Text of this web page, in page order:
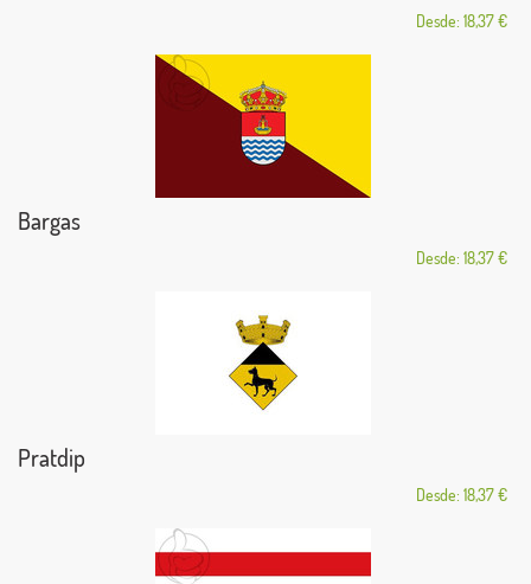
Desde: 18,37 €
Bargas
Desde: 18,37 €
Pratdip
Desde: 18,37 €